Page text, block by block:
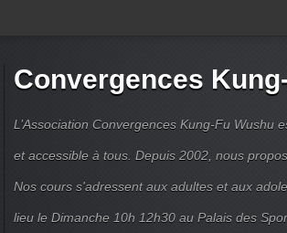
Convergences
L’Association Convergences Kung-Fu Wushu
et accessible à tous. Depuis 2002, nous
Nos cours s'adressent aux adultes et aux
lieu le Dimanche 10h 12h30 au Palais des